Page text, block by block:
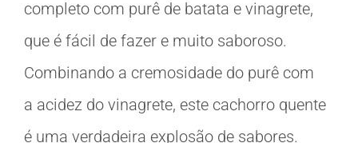
completo com purê de batata e vinagrete,
que é fácil de fazer e muito saboroso.
Combinando a cremosidade do purê com
a acidez do vinagrete, este cachorro quente
é uma verdadeira explosão de sabores.